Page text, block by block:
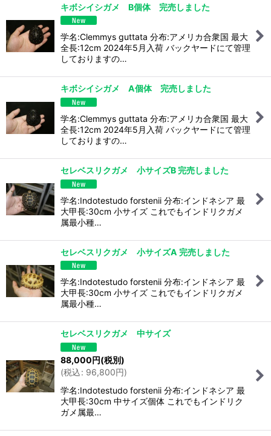
キボシイシガメ B個体 完売しました
学名:Clemmys guttata 分布:アメリカ合衆国 最大
全長:12cm 2024年5月入荷 バックヤードにて管理
しておりますの…
キボシイシガメ A個体 完売しました
学名:Clemmys guttata 分布:アメリカ合衆国 最大
全長:12cm 2024年5月入荷 バックヤードにて管理
しておりますの…
セレベスリクガメ 小サイズB 完売しました
学名:Indotestudo forstenii 分布:インドネシア 最
大甲長:30cm 小サイズ これでもインドリクガメ
属最小種…
セレベスリクガメ 小サイズA 完売しました
学名:Indotestudo forstenii 分布:インドネシア 最
大甲長:30cm 小サイズ これでもインドリクガメ
属最小種…
セレベスリクガメ 中サイズ
88,000円(税別)
(税込: 96,800円)
学名:Indotestudo forstenii 分布:インドネシア 最
大甲長:30cm 中サイズ個体 これでもインドリク
ガメ属最…